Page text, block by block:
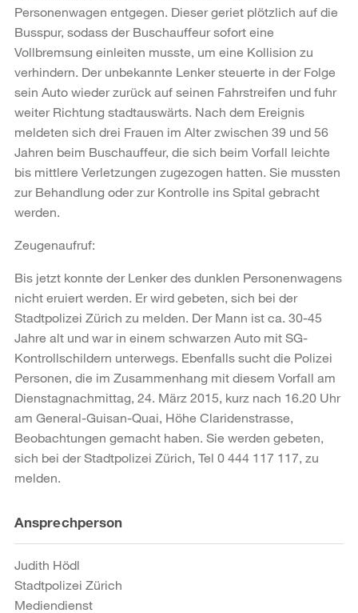
Personenwagen entgegen. Dieser geriet plötzlich auf die
Busspur, sodass der Buschauffeur sofort eine
Vollbremsung einleiten musste, um eine Kollision zu
verhindern. Der unbekannte Lenker steuerte in der Folge
sein Auto wieder zurück auf seinen Fahrstreifen und fuhr
weiter Richtung stadtauswärts. Nach dem Ereignis
meldeten sich drei Frauen im Alter zwischen 39 und 56
Jahren beim Buschauffeur, die sich beim Vorfall leichte
bis mittlere Verletzungen zugezogen hatten. Sie mussten
zur Behandlung oder zur Kontrolle ins Spital gebracht
werden.
Zeugenaufruf:
Bis jetzt konnte der Lenker des dunklen Personenwagens
nicht eruiert werden. Er wird gebeten, sich bei der
Stadtpolizei Zürich zu melden. Der Mann ist ca. 30-45
Jahre alt und war in einem schwarzen Auto mit SG-
Kontrollschildern unterwegs. Ebenfalls sucht die Polizei
Personen, die im Zusammenhang mit diesem Vorfall am
Dienstagnachmittag, 24. März 2015, kurz nach 16.20 Uhr
am General-Guisan-Quai, Höhe Claridenstrasse,
Beobachtungen gemacht haben. Sie werden gebeten,
sich bei der Stadtpolizei Zürich, Tel 0 444 117 117, zu
melden.
Weitere
Informationen
Ansprechperson
Judith Hödl
Stadtpolizei Zürich
Mediendienst